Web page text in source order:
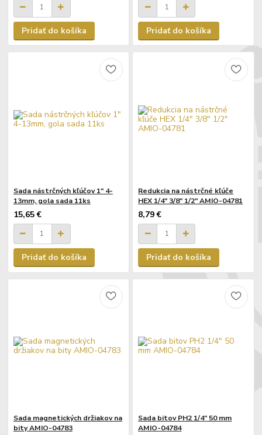
Pridať do košíka Pridať do košíka
Sada nástrčných kľúčov 1" 4-
13mm, gola sada 11ks
15,65 €
Pridať do košíka
Redukcia na nástrčné kľúče
HEX 1/4" 3/8" 1/2" AMIO-04781
8,79 €
Pridať do košíka
Sada magnetických držiakov na
bity AMIO-04783
Sada bitov PH2 1/4" 50 mm
AMIO-04784